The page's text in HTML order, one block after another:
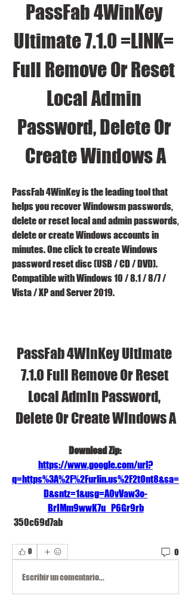
PassFab 4WinKey
Ultimate 7.1.0 =LINK=
Full Remove Or Reset
Local Admin
Password, Delete Or
Create Windows A
PassFab 4WinKey is the leading tool that
helps you recover Windowsm passwords,
delete or reset local and admin passwords,
delete or create Windows accounts in
minutes. One click to create Windows
password reset disc (USB / CD / DVD).
Compatible with Windows 10 / 8.1 / 8/7 /
Vista / XP and Server 2019.
PassFab 4WinKey Ultimate
7.1.0 Full Remove Or Reset
Local Admin Password,
Delete Or Create Windows A
Download Zip:
https://www.google.com/url?
q=https%3A%2F%2Furlin.us%2F2tOnt8&sa=
D&sntz=1&usg=AOvVaw3o-
BrIMm9wwK7u_P6Gr9rb
350c69d7ab
0 0
Escribir un comentario...